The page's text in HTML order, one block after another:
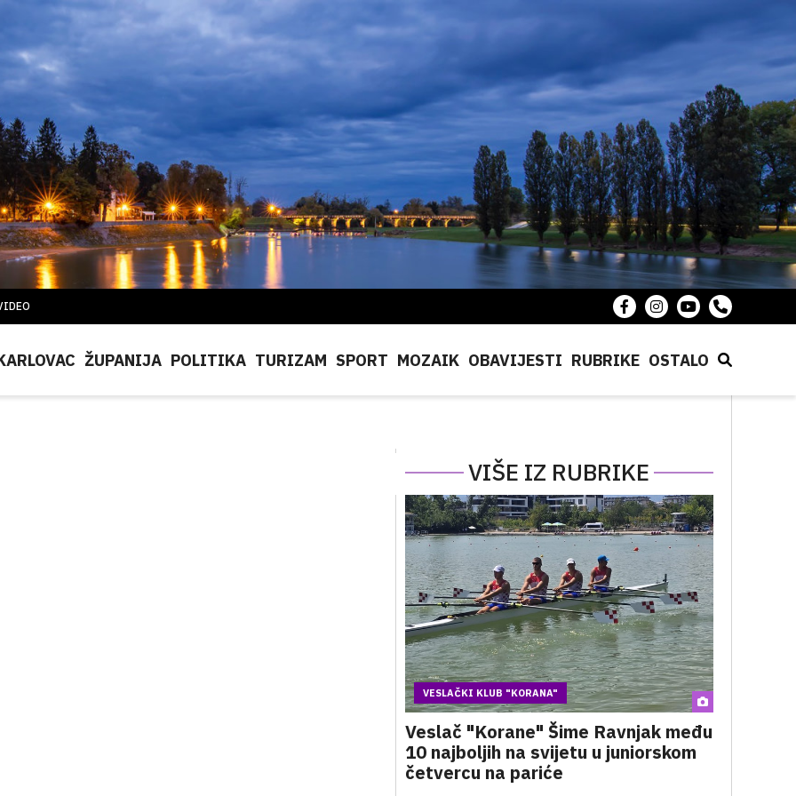
ŽUPANIJA POLITIKA TURIZAM SPORT MOZAIK OBAVIJESTI RUBRIKE OSTALO
VIŠE IZ RUBRIKE
VESLAČKI KLUB "KORANA"
Veslač "Korane" Šime Ravnjak među
10 najboljih na svijetu u juniorskom
četvercu na pariće